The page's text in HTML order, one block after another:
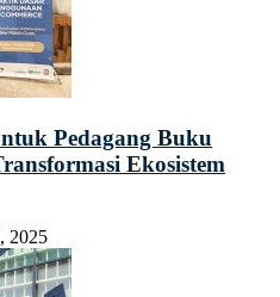
Pedagang Buku
Ekosistem
2025